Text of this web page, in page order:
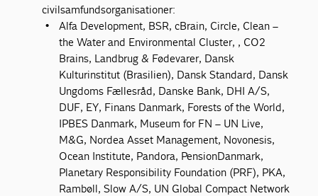
civilsamfundsorganisationer:
Alfa Development, BSR, cBrain, Circle, Clean –
the Water and Environmental Cluster, , CO2
Brains, Landbrug & Fødevarer, Dansk
Kulturinstitut (Brasilien), Dansk Standard, Dansk
Ungdoms Fællesråd, Danske Bank, DHI A/S,
DUF, EY, Finans Danmark, Forests of the World,
IPBES Danmark, Museum for FN – UN Live,
M&G, Nordea Asset Management, Novonesis,
Ocean Institute, Pandora, PensionDanmark,
Planetary Responsibility Foundation (PRF), PKA,
Rambøll, Slow A/S, UN Global Compact Network